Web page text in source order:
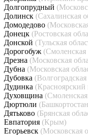
Долгопрудный
Долинск (Сахалинская
Домодедово
Донецк (Ростовская
Донской (Тульская
Дорогобуж (Смоленская
Дрезна (Московская
Дубна (Московская
Дубовка (Волгоградская
Дудинка (Красноярский
Духовщина
Дюртюли
Дятьково (Брянская
Евпатория (Крым)
Егорьевск (Московская